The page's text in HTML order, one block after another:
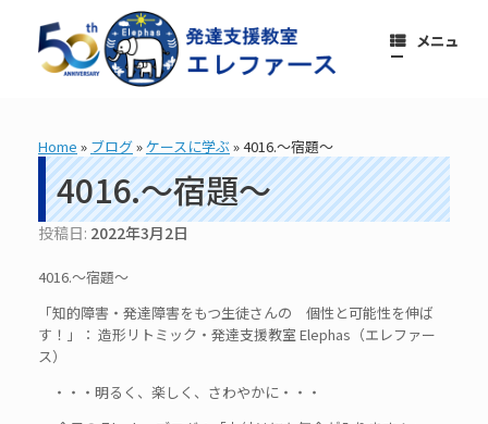
メニュ
ー
Home » ブログ»ケースに学ぶ »4016.～宿題～
4016.～宿題～
投稿日: 2022年3月2日
4016.～宿題～
「知的障害・発達障害をもつ生徒さんの 個性と可能性を伸ば
す！」： 造形リトミック・発達支援教室 Elephas（エレファー
ス）
・・・明るく、楽しく、さわやかに・・・